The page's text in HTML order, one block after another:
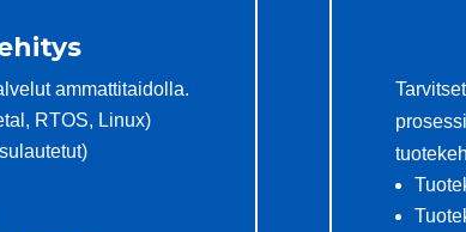
ammattitaidolla.
RTOS, Linux)